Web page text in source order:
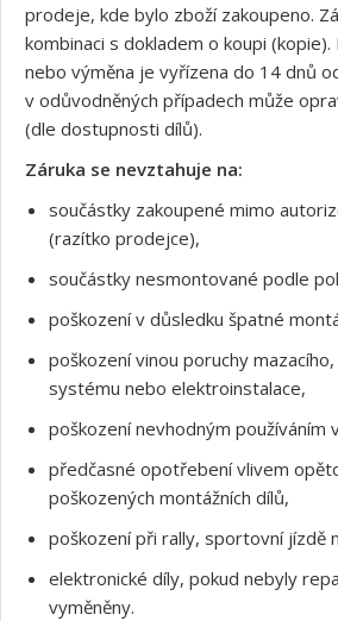
prodeje, kde bylo zboží zakoupeno.
kombinaci s dokladem o koupi (kopie).
nebo výměna je vyřízena do 14 dnů
v odůvodněných případech může
(dle dostupnosti dílů).
Záruka se nevztahuje na:
součástky zakoupené mimo
(razítko prodejce),
součástky nesmontované podle
poškození v důsledku špatné
poškození vinou poruchy
systému nebo elektroinstalace,
poškození nevhodným používáním
předčasné opotřebení vlivem
poškozených montážních dílů,
poškození při rally, sportovní jízdě
elektronické díly, pokud nebyly
vyměněny.